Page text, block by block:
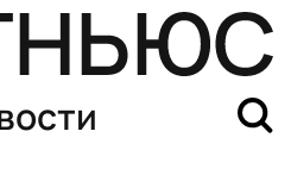
налоговым вычетом